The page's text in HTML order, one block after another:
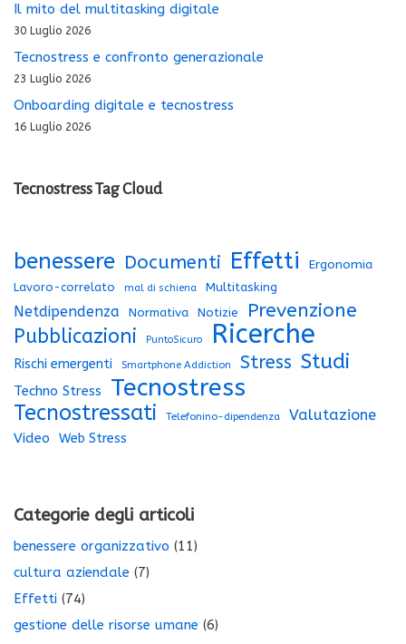
Il mito del multitasking digitale
30 Luglio 2026
Tecnostress e confronto generazionale
23 Luglio 2026
Onboarding digitale e tecnostress
16 Luglio 2026
Tecnostress Tag Cloud
benessere Documenti Effetti Ergonomia
Lavoro-correlato mal di schiena Multitasking
Netdipendenza Normativa Notizie Prevenzione
Pubblicazioni PuntoSicuro Ricerche
Rischi emergenti Smartphone Addiction Stress Studi
Techno Stress Tecnostress
Tecnostressati Telefonino-dipendenza Valutazione
Video Web Stress
Categorie degli articoli
benessere organizzativo (11)
cultura aziendale (7)
Effetti (74)
gestione delle risorse umane (6)